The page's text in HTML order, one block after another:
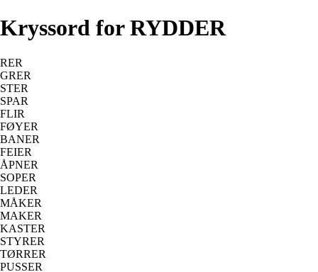
Kryssord for RYDDER
RER
GRER
STER
SPAR
FLIR
FØYER
BANER
FEIER
ÅPNER
SOPER
LEDER
MÅKER
MAKER
KASTER
STYRER
TØRRER
PUSSER